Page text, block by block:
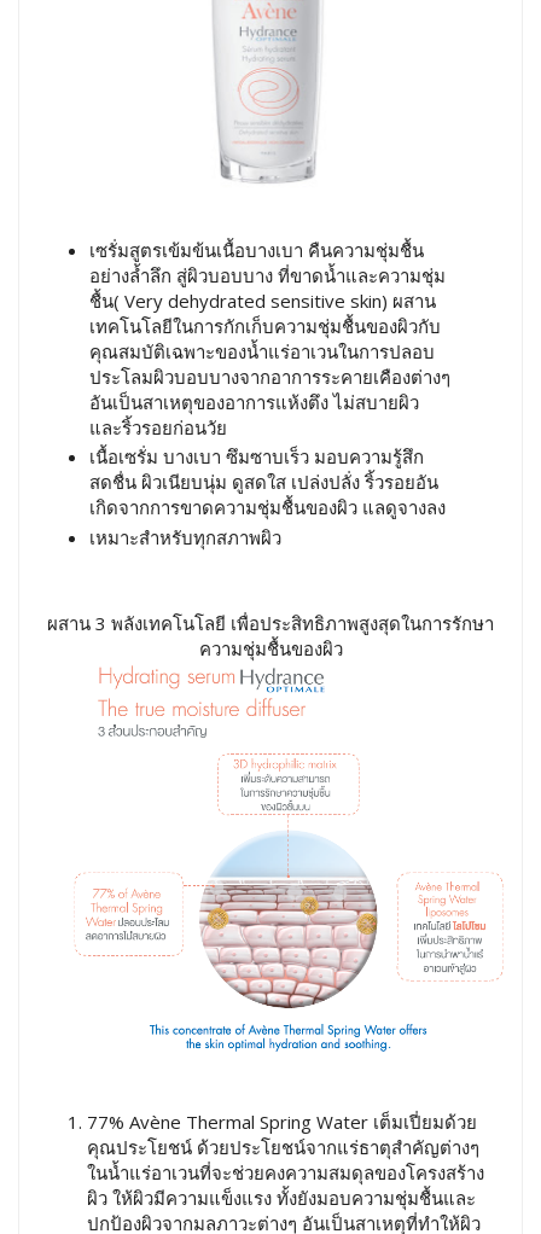
เซรั่มสูตรเข้มข้นเนื้อบางเบา คืนความชุ่มชื้น
อย่างล้ำลึก สู่ผิวบอบบาง ที่ขาดน้ำและความชุ่ม
ชื้น( Very dehydrated sensitive skin) ผสาน
เทคโนโลยีในการกักเก็บความชุ่มชื้นของผิวกับ
คุณสมบัติเฉพาะของน้ำแร่อาเวนในการปลอบ
ประโลมผิวบอบบางจากอาการระคายเคืองต่างๆ
อันเป็นสาเหตุของอาการแห้งตึง ไม่สบายผิว
และริ้วรอยก่อนวัย
เนื้อเซรั่ม บางเบา ซึมซาบเร็ว มอบความรู้สึก
สดชื่น ผิวเนียบนุ่ม ดูสดใส เปล่งปลั่ง ริ้วรอยอัน
เกิดจากการขาดความชุ่มชื้นของผิว แลดูจางลง
เหมาะสำหรับทุกสภาพผิว
ผสาน 3 พลังเทคโนโลยี เพื่อประสิทธิภาพสูงสุดในการรักษา
ความชุ่มชื้นของผิว
77% Avène Thermal Spring Water เต็มเปี่ยมด้วย
คุณประโยชน์ ด้วยประโยชน์จากแร่ธาตุสำคัญต่างๆ
ในน้ำแร่อาเวนที่จะช่วยคงความสมดุลของโครงสร้าง
ผิว ให้ผิวมีความแข็งแรง ทั้งยังมอบความชุ่มชื้นและ
ปกป้องผิวจากมลภาวะต่างๆ อันเป็นสาเหตุที่ทำให้ผิว